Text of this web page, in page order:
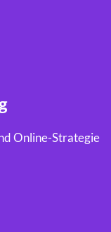
Online-Strategie